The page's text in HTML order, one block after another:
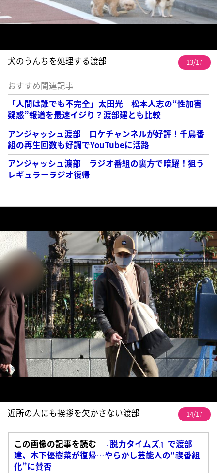
犬のうんちを処理する渡部 13/17
おすすめ関連記事
「人間は誰でも不完全」太田光 松本人志の“性加害
疑惑”報道を最速イジり？渡部建とも比較
アンジャッシュ渡部 ロケチャンネルが好評！千鳥番
組の再生回数も好調でYouTubeに活路
アンジャッシュ渡部 ラジオ番組の裏方で暗躍！狙う
レギュラーラジオ復帰
近所の人にも挨拶を欠かさない渡部 14/17
この画像の記事を読む
『脱力タイムズ』で渡部
建、木下優樹菜が復帰…やらかし芸能人の“禊番組
化”に賛否